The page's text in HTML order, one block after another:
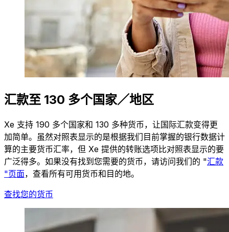
汇款至 130 多个国家／地区
Xe 支持 190 多个国家和 130 多种货币，让国际汇款变得更
加简单。虽然对照表显示的是根据我们目前掌握的银行数据计
算的主要货币汇率，但 Xe 提供的转账选项比对照表显示的要
广泛得多。如果没有找到您需要的货币，请访问我们的 "汇款
"页面，查看所有可用货币和目的地。
查找您的货币